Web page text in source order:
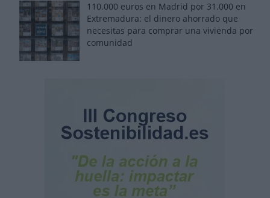
110.000 euros en Madrid por 31.000 en
Extremadura: el dinero ahorrado que
necesitas para comprar una vivienda por
comunidad